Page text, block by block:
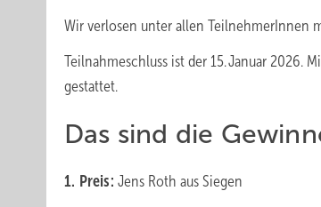
Wir verlosen unter allen TeilnehmerInnen
Teilnahmeschluss ist der 15. ­Januar 2026.
gestattet.
Das sind die
1. Preis: Jens Roth aus Siegen